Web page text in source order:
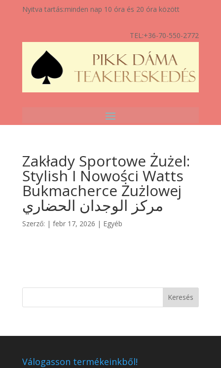
Nyitva tartás:minden nap 10 óra és 20 óra között
TEL:+36-70-550-2772
Zakłady Sportowe Żużel:
Stylish I Nowości Watts
Bukmacherce Żużlowej
مركز الوجدان الحضاري
Szerző: | febr 17, 2026 | Egyéb
Válogasson termékeinkből!